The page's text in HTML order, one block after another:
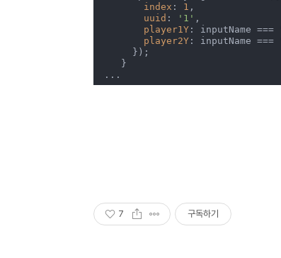
index : 1 ,
uuid : '1' ,
player1Y: inputName ===
player2Y: inputName ===
...
7 구독하기